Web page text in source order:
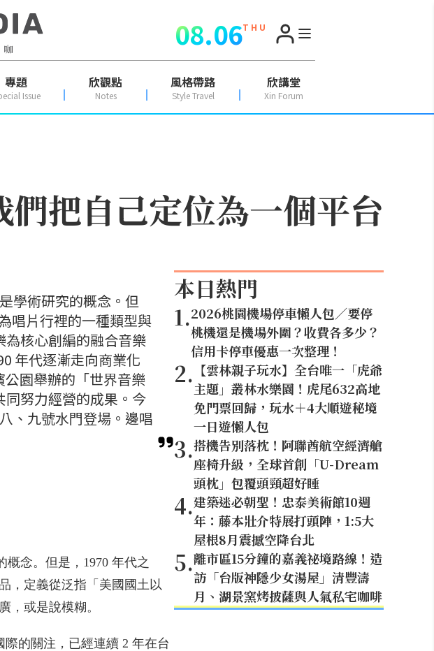
08.06T H U
專題
Issue
欣觀點
Notes
風格帶路
Style Travel
欣講堂
Xin Forum
把自己定位為一個平台
學術研究的概念。但
唱片行裡的一種類型與
核心創編的融合音樂
年代逐漸走向商業化
園舉辦的「世界音樂
努力經營的成果。今
、九號水門登場。邊唱
概念。但是，1970 年代之
，定義從泛指「美國國土以
，或是說模糊。
的關注，已經連續 2 年在台
本日熱門
1.2026桃園機場停車懶人包／要停
桃機還是機場外圍？收費各多少？
信用卡停車優惠一次整理！
2. 【雲林親子玩水】全台唯一「虎爺
主題」叢林水樂園！虎尾632高地
免門票回歸，玩水＋4大順遊秘境
一日遊懶人包
3.搭機告別落枕！阿聯酋航空經濟艙
座椅升級，全球首創「U-Dream
頭枕」包覆頭頸超好睡
4.建築迷必朝聖！忠泰美術館10週
年：藤本壯介特展打頭陣，1:5大
屋根8月震撼空降台北
5.離市區15分鐘的嘉義祕境路線！造
訪「台版神隱少女湯屋」清豐濤
月、湖景窯烤披薩與人氣私宅咖啡